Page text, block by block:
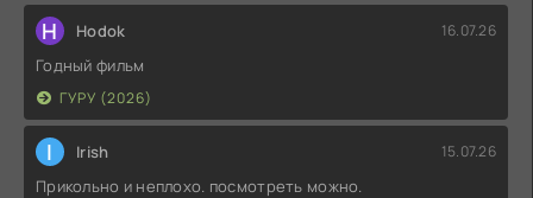
H Hodok 16.07.26
Годный фильм
ГУРУ (2026)
I Irish 15.07.26
Прикольно и неплохо. посмотреть можно.